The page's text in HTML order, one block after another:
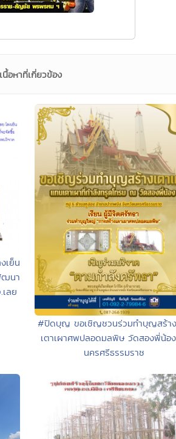
นื้อหาที่เกี่ยวข้อง
เย็น
ฒนา
ลย
#ปิดบุญ ขอเชิญชวนร่วมทำบุญสร้าง
เตาเผาศพปลอดมลพิษ วัดสองพี่น้อ
นครศรีธรรมราช